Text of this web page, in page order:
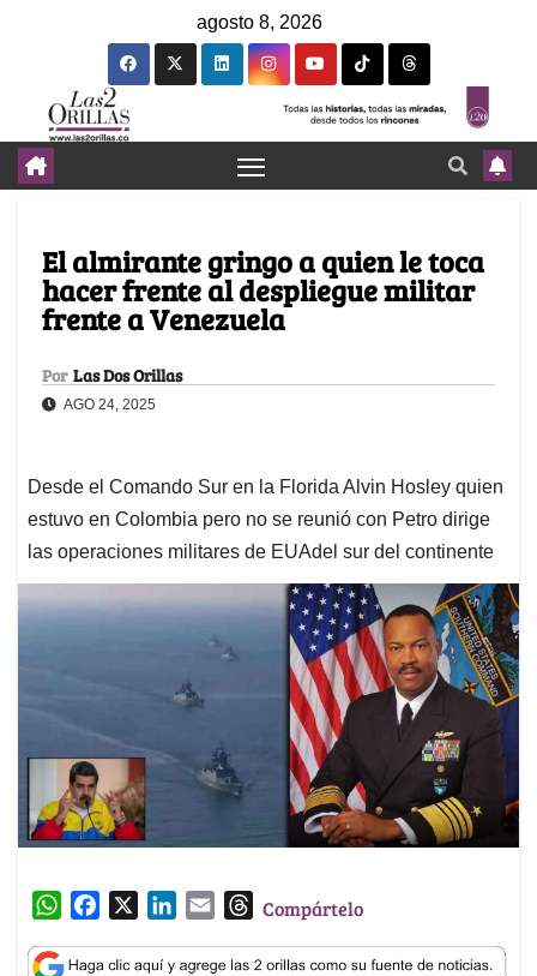
agosto 8, 2026
El almirante gringo a quien le toca
hacer frente al despliegue militar
frente a Venezuela
Por Las Dos Orillas
AGO 24, 2025
Desde el Comando Sur en la Florida Alvin Hosley quien
estuvo en Colombia pero no se reunió con Petro dirige
las operaciones militares de EUAdel sur del continente
W
a
c
n
a
T
r
Compártelo